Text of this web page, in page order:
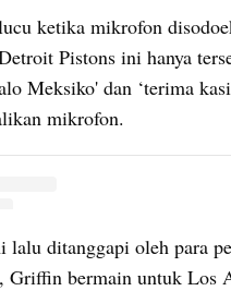
ketika mikrofon
Pistons ini hanya
Meksiko' dan ‘terima
mikrofon.
ditanggapi oleh para
Griffin bermain untuk Los